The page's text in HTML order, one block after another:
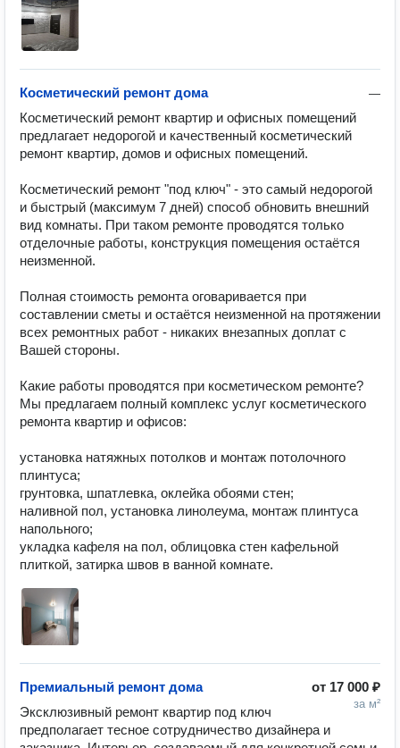
—
Косметический ремонт дома
Косметический ремонт квартир и офисных помещений
предлагает недорогой и качественный косметический
ремонт квартир, домов и офисных помещений.
Косметический ремонт "под ключ" - это самый недорогой
и быстрый (максимум 7 дней) способ обновить внешний
вид комнаты. При таком ремонте проводятся только
отделочные работы, конструкция помещения остаётся
неизменной.
Полная стоимость ремонта оговаривается при
составлении сметы и остаётся неизменной на протяжении
всех ремонтных работ - никаких внезапных доплат с
Вашей стороны.
Какие работы проводятся при косметическом ремонте?
Мы предлагаем полный комплекс услуг косметического
ремонта квартир и офисов:
установка натяжных потолков и монтаж потолочного
плинтуса;
грунтовка, шпатлевка, оклейка обоями стен;
наливной пол, установка линолеума, монтаж плинтуса
напольного;
укладка кафеля на пол, облицовка стен кафельной
плиткой, затирка швов в ванной комнате.
от 17 000 ₽
за м²
Премиальный ремонт дома
Эксклюзивный ремонт квартир под ключ
предполагает тесное сотрудничество дизайнера и